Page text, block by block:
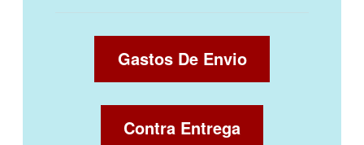
Gastos De Envio
Contra Entrega